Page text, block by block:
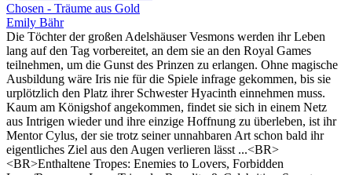
Chosen - Träume aus Gold
Emily Bähr
Die Töchter der großen Adelshäuser Vesmons werden ihr Leben
lang auf den Tag vorbereitet, an dem sie an den Royal Games
teilnehmen, um die Gunst des Prinzen zu erlangen. Ohne magische
Ausbildung wäre Iris nie für die Spiele infrage gekommen, bis sie
urplötzlich den Platz ihrer Schwester Hyacinth einnehmen muss.
Kaum am Königshof angekommen, findet sie sich in einem Netz
aus Intrigen wieder und ihre einzige Hoffnung zu überleben, ist ihr
Mentor Cylus, der sie trotz seiner unnahbaren Art schon bald ihr
eigentliches Ziel aus den Augen verlieren lässt ...<BR>
<BR>Enthaltene Tropes: Enemies to Lovers, Forbidden